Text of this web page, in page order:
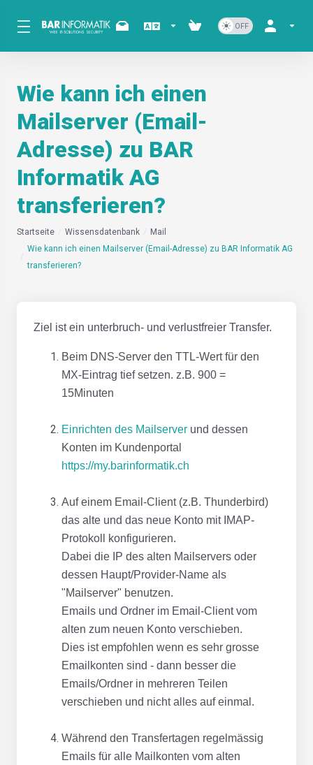
Wie kann ich einen
Mailserver (Email-
Adresse) zu BAR
Informatik AG
transferieren?
Startseite Wissensdatenbank
Mail
Wie kann ich einen Mailserver (Email-Adresse) zu BAR Informatik AG
transferieren?
Ziel ist ein unterbruch- und verlustfreier Transfer.
Beim DNS-Server den TTL-Wert für den
MX-Eintrag tief setzen. z.B. 900 =
15Minuten
Einrichten des Mailserver und dessen
Konten im Kundenportal
https://my.barinformatik.ch
Auf einem Email-Client (z.B. Thunderbird)
das alte und das neue Konto mit IMAP-
Protokoll konfigurieren.
Dabei die IP des alten Mailservers oder
dessen Haupt/Provider-Name als
"Mailserver" benutzen.
Emails und Ordner im Email-Client vom
alten zum neuen Konto verschieben.
Dies ist empfohlen wenn es sehr grosse
Emailkonten sind - dann besser die
Emails/Ordner in mehreren Teilen
verschieben und nicht alles auf einmal.
Während den Transfertagen regelmässig
Emails für alle Mailkonten vom alten